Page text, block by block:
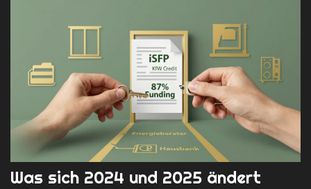
Was sich 2024 und 2025 ändert